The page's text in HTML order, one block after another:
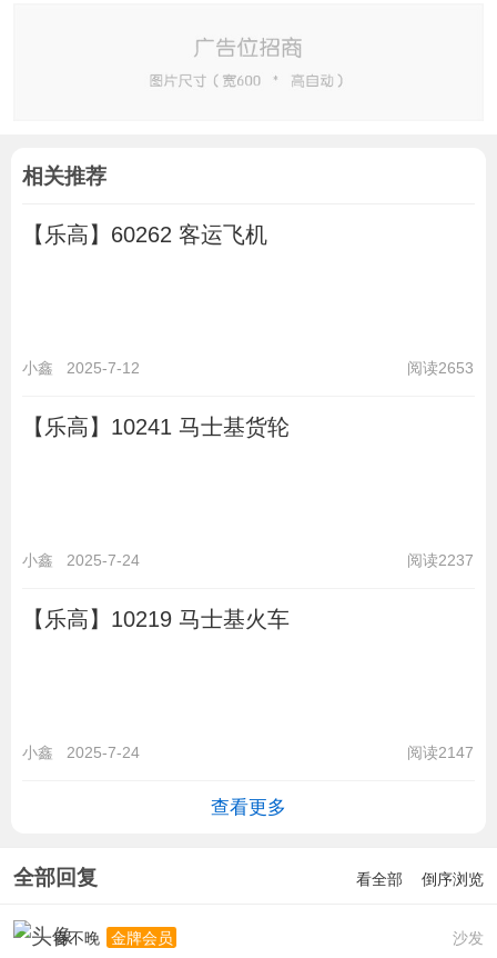
相关推荐
【乐高】60262 客运飞机
小鑫 2025-7-12 阅读2653
【乐高】10241 马士基货轮
小鑫 2025-7-24 阅读2237
【乐高】10219 马士基火车
小鑫 2025-7-24 阅读2147
查看更多
全部回复 看全部 倒序浏览
沙发
春不晚 金牌会员